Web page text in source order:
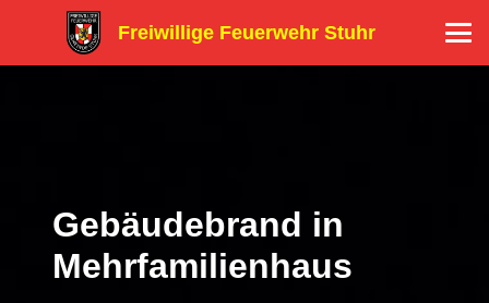
Freiwillige Feuerwehr Stuhr
Gebäudebrand in
Mehrfamilienhaus